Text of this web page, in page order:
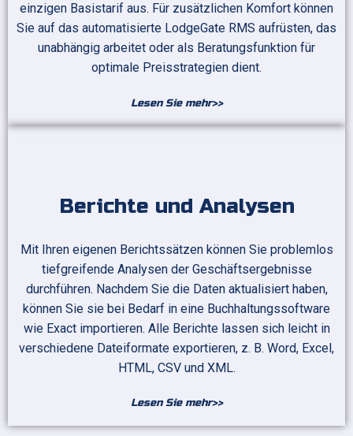
einzigen Basistarif aus. Für zusätzlichen Komfort können
Sie auf das automatisierte LodgeGate RMS aufrüsten, das
unabhängig arbeitet oder als Beratungsfunktion für
optimale Preisstrategien dient.
Lesen Sie mehr>>
Berichte und Analysen
Mit Ihren eigenen Berichtssätzen können Sie problemlos
tiefgreifende Analysen der Geschäftsergebnisse
durchführen. Nachdem Sie die Daten aktualisiert haben,
können Sie sie bei Bedarf in eine Buchhaltungssoftware
wie Exact importieren. Alle Berichte lassen sich leicht in
verschiedene Dateiformate exportieren, z. B. Word, Excel,
HTML, CSV und XML.
Lesen Sie mehr>>